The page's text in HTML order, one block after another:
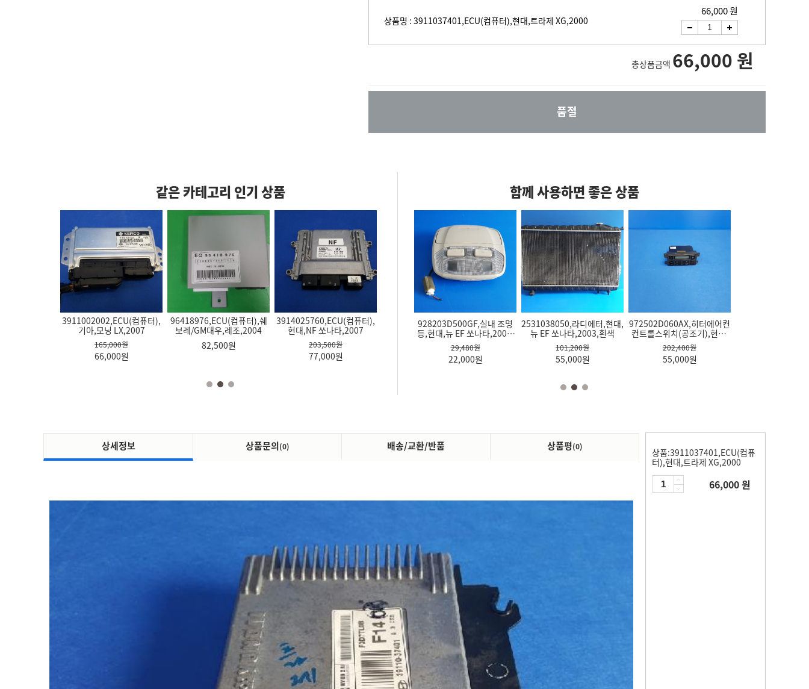
상품명 : 3911037401,ECU(컴퓨터),현대,트라제 XG,2000
66,000 원
총상품금액 66,000 원
품절
같은 카테고리 인기 상품
3911026689,ECU(컴퓨터),
현대,뉴 아반떼 XD,2005,실
버
291,500원
93,500원
3911026688,ECU(컴퓨터),
현대,뉴 아반떼 XD,2005
291,500원
3911037036,ECU(컴퓨터),
현대,뉴 그랜저 XG,2002
243,100원
82,500원
3912138840,ECU(컴퓨터),
현대,뉴 EF 쏘나타,2003,흰색
원
ECU(컴퓨터),르노삼성,SM5
SM520,2004
원
3911026100,ECU(컴퓨터),
현대,아반떼,1995
302,500원
원
3911002002,ECU(컴퓨터),
기아,모닝 LX,2007
함께 사용하면 좋은 상품
히터에어컨
롤스위치(공조기),현대,
928203D500GF,실내 조명
등,현대,뉴 EF 쏘나타,2003,
22,000
2531038050,라디에터,현대,
뉴 EF 쏘나타,2003,흰색
101,200원
972502D060AX,히터에어컨
컨트롤스위치(공조기),현대,
뉴 아반떼 XD,2005,실버
202,400원
55,000
8231008610,퓨즈박스(실
내),KG모빌리티(쌍용),뉴렉
스턴,2005
55,000원
0K5536330X,윈도우모터,기
아,카니발,2001
46,310원
38,500원
프론트 허브,현대,갤로
퍼,1996,검정
55,000원
상세정보 상품문의(0) 배송/교환/반품 상품평(0)
상품:3911037401,ECU(컴퓨
터),현대,트라제 XG,2000
66,000 원